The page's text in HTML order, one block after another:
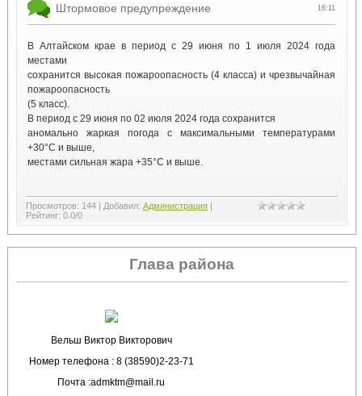
16:11
Штормовое предупреждение
В Алтайском крае в период с 29 июня по 1 июля 2024 года
местами
сохранится высокая пожароопасность (4 класса) и чрезвычайная
пожароопасность
(5 класс).
В период с 29 июня по 02 июля 2024 года сохранится
аномально жаркая погода с максимальными температурами
+30°С и выше,
местами сильная жара +35°С и выше.
Просмотров: 144| Добавил: Администрация |
Рейтинг: 0.0/0
Глава района
Вельш Виктор Викторович
Номер телефона : 8 (38590)2-23-71
Почта :admktm@mail.ru